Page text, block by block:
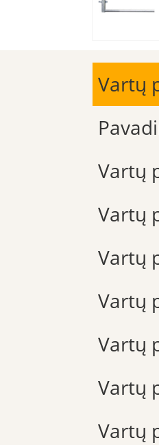
Vartų
Vartų
Vartų
Vartų
Vartų
Vartų
Vartų
Vartų